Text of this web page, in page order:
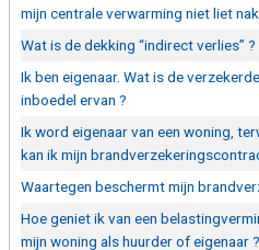
mijn centrale verwarming niet liet
Wat is de dekking “indirect verlies” ?
Ik ben eigenaar. Wat is de
inboedel ervan ?
Ik word eigenaar van een woning,
kan ik mijn
Waartegen beschermt mijn
Hoe geniet ik van een
mijn woning als huurder of eigenaar ?